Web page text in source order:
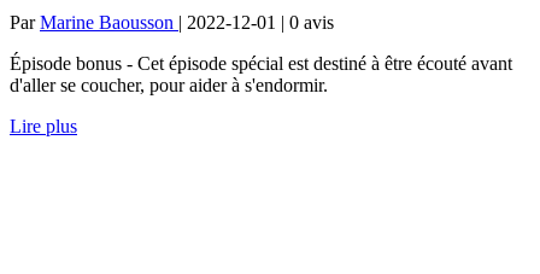
ParMarine Baousson | 2022-12-01 | 0 avis
Épisode bonus - Cet épisode spécial est destiné à être écouté avant
d'aller se coucher, pour aider à s'endormir.
Lire plus